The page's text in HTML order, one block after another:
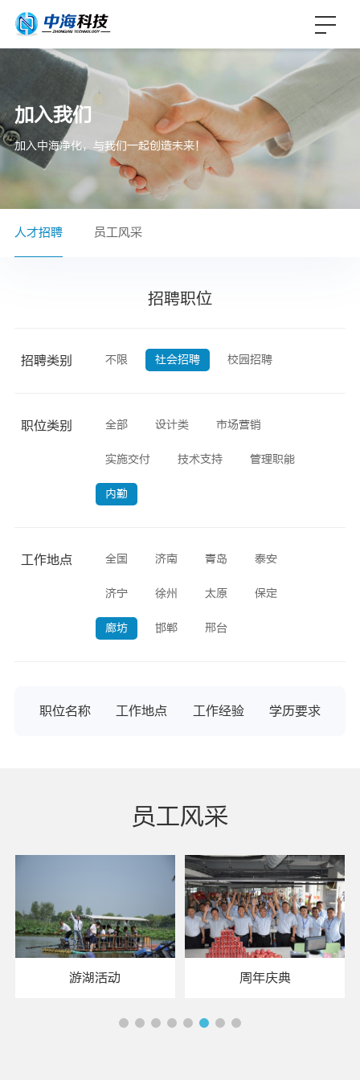
加入我们
加入中海净化，与我们一起创造未来！
人才招聘 员工风采
招聘职位
招聘类别 不限 社会招聘 校园招聘
职位类别 全部 设计类 市场营销
实施交付 技术支持 管理职能
内勤
工作地点 全国 济南 青岛 泰安
济宁 徐州 太原 保定
廊坊 邯郸 邢台
职位名称 工作地点 工作经验 学历要求
员工风采
周年庆典 周年庆典